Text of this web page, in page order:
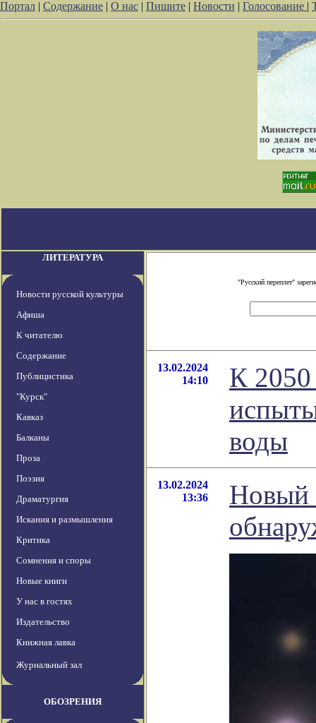
Портал | Содержание | О нас | Пишите | Новости | Голосование |
ЛИТЕРАТУРА
Новости русской культуры
Афиша
К читателю
Содержание
Публицистика
"Курск"
Кавказ
Балканы
Проза
Поэзия
Драматургия
Искания и размышления
Критика
Сомнения и споры
Новые книги
У нас в гостях
Издательство
Книжная лавка
Журнальный зал
ОБОЗРЕНИЯ
"Русский переплет"
13.02.2024
14:10
К 2050
воды
13.02.2024
13:36
Новый